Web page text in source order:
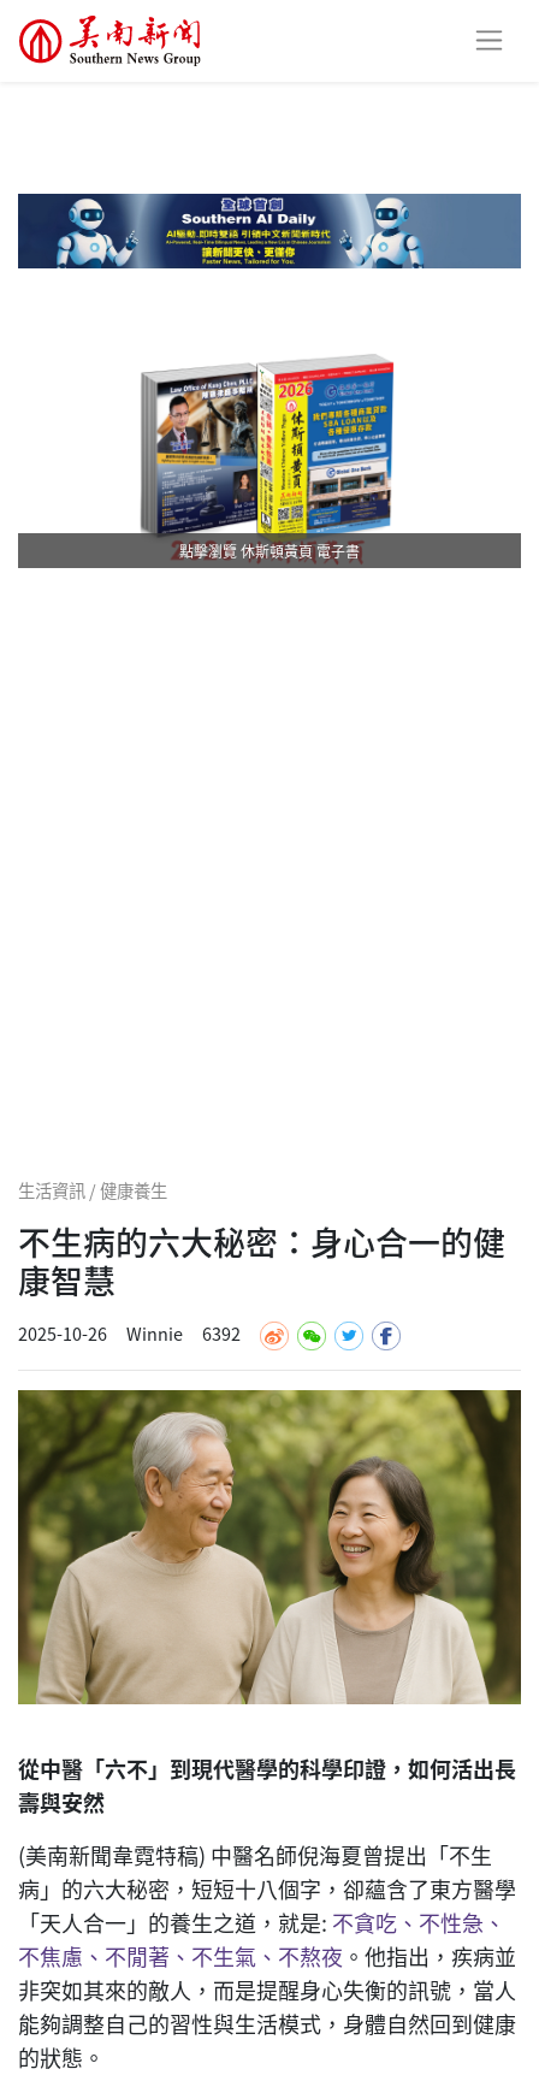
點擊瀏覽 休斯頓黃頁 電子書
生活資訊 / 健康養生
不生病的六大秘密：身心合一的健
康智慧
2025-10-26 Winnie 6392
從中醫「六不」到現代醫學的科學印證，如何活出長
壽與安然
(美南新聞韋霓特稿) 中醫名師倪海夏曾提出「不生
病」的六大秘密，短短十八個字，卻蘊含了東方醫學
「天人合一」的養生之道，就是: 不貪吃、不性急、
不焦慮、不閒著、不生氣、不熬夜 。他指出，疾病並
非突如其來的敵人，而是提醒身心失衡的訊號，當人
能夠調整自己的習性與生活模式，身體自然回到健康
的狀態。